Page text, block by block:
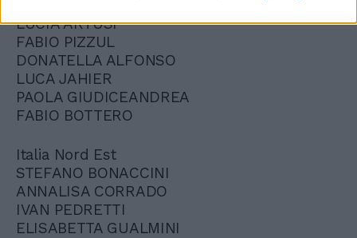
LUCIA ARTUSI
FABIO PIZZUL
DONATELLA ALFONSO
LUCA JAHIER
PAOLA GIUDICEANDREA
FABIO BOTTERO
Italia Nord Est
STEFANO BONACCINI
ANNALISA CORRADO
IVAN PEDRETTI
ELISABETTA GUALMINI